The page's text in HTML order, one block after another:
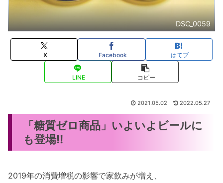
DSC_0059
X Facebook はてブ
LINE コピー
2021.05.02 2022.05.27
「糖質ゼロ商品」いよいよビールに
も登場!!
2019年の消費増税の影響で家飲みが増え、